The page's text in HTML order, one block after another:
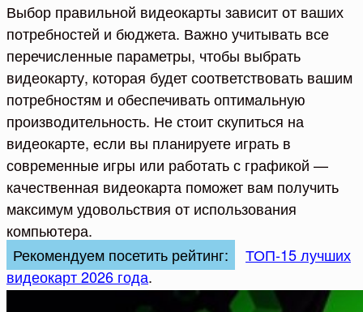
Выбор правильной видеокарты зависит от ваших
потребностей и бюджета. Важно учитывать все
перечисленные параметры, чтобы выбрать
видеокарту, которая будет соответствовать вашим
потребностям и обеспечивать оптимальную
производительность. Не стоит скупиться на
видеокарте, если вы планируете играть в
современные игры или работать с графикой —
качественная видеокарта поможет вам получить
максимум удовольствия от использования
компьютера.
Рекомендуем посетить рейтинг:
ТОП-15 лучших
видеокарт 2026 года.